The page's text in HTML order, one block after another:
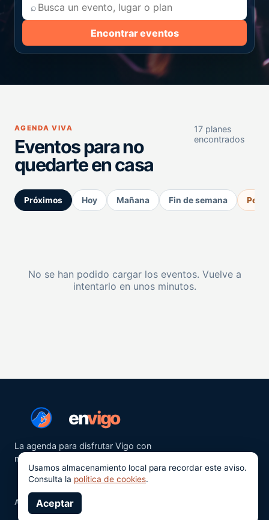
⌕
Encontrar eventos
AGENDA VIVA
Eventos para no
quedarte en casa
17 planes
encontrados
Próximos Hoy Mañana Fin de semana
No se han podido cargar los eventos. Vuelve a
intentarlo en unos minutos.
envigo
La agenda para disfrutar Vigo con
más ganas.
Aviso legalPrivacidad
Usamos almacenamiento local para recordar este aviso.
Consulta la política de cookies.
Aceptar